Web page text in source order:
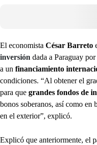
El economista César Barreto
inversión dada a Paraguay
a un financiamiento
condiciones. “Al obtener el
para que grandes fondos de
bonos soberanos, así como en
en el exterior”, explicó.
Explicó que anteriormente, el